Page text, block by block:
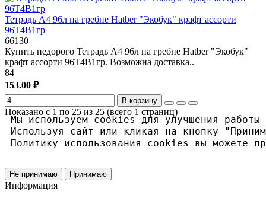
Тетрадь А4 96л на гребне Hatber "Экобук" крафт ассорти
96Т4В1гр
66130
Купить недорого Тетрадь А4 96л на гребне Hatber "Экобук"
крафт ассорти 96Т4В1гр. Возможна доставка..
84
153.00 ₽
В корзину
Показано с 1 по 25 из 25 (всего 1 страниц)
Мы используем cookies для улучшения
Используя сайт или кликая на кнопку
Политику использования cookies вы можете
Не принимаю Принимаю
Информация